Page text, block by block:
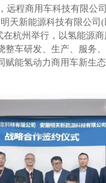
远程商用车科技有限公
天新能源科技有限公司 (
在杭州举行，以氢能源商
整车研发 生产 服务
赋能氢动力商用车新生态